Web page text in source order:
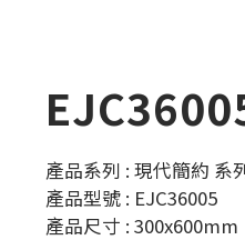
產品系列 : 現代簡約 系
產品型號 : EJC36005
產品尺寸 : 300x600mm